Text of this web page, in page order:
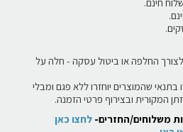
החלפה או ביטול עסקה - חלה על
שהמוצרים יוחזרו ללא פגם ומבלי
המקורית ובצירוף פרטי הזמנה.
משלוחים/החזרים- לחצו כאן